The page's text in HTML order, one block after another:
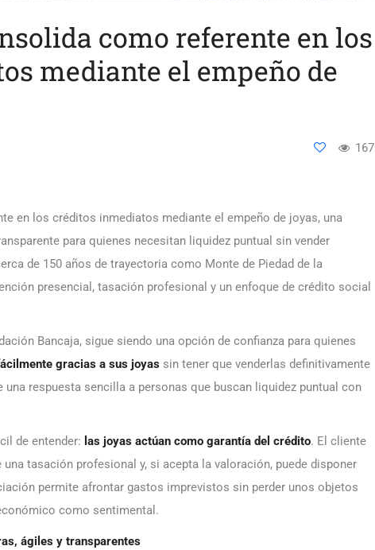
como referente en los
mediante el empeño de
167
en los créditos inmediatos mediante el empeño de joyas, una
para quienes necesitan liquidez puntual sin vender
de 150 años de trayectoria como Monte de Piedad de la
presencial, tasación profesional y un enfoque de crédito social
Bancaja, sigue siendo una opción de confianza para quienes
gracias a sus joyas sin tener que venderlas definitivamente
respuesta sencilla a personas que buscan liquidez puntual con
de entender: las joyas actúan como garantía del crédito. El cliente
tasación profesional y, si acepta la valoración, puede disponer
permite afrontar gastos imprevistos sin perder unos objetos
como sentimental.
ágiles y transparentes